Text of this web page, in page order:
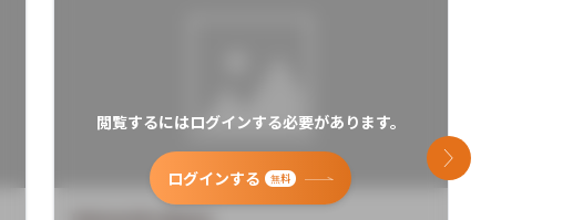
閲覧するにはログインする必要があります。
ログインする 無料
次のスライド